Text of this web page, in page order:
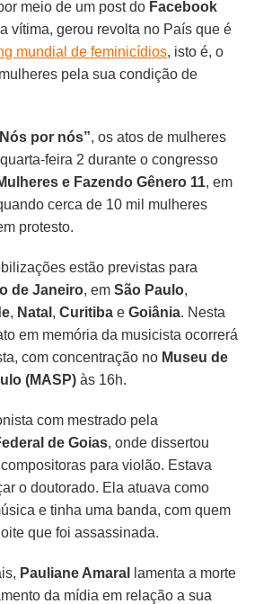
meio de um post do Facebook
vítima, gerou revolta no País que é
mundial de feminicídios, isto é, o
pela sua condição de
por nós”, os atos de mulheres
feira 2 durante o congresso
e Fazendo Gênero 11, em
cerca de 10 mil mulheres
protesto.
estão previstas para
de Janeiro, emSão Paulo,
, Natal ,Curitiba eGoiânia. Nesta
em memória da musicista ocorrerá
com concentração no Museu de
(MASP) às 16h.
com mestrado pela
de Goias, onde dissertou
para violão. Estava
o doutorado. Ela atuava como
e tinha uma banda, com quem
que foi assassinada.
Pauliane Amaral
lamenta a morte
da mídia em relação a sua